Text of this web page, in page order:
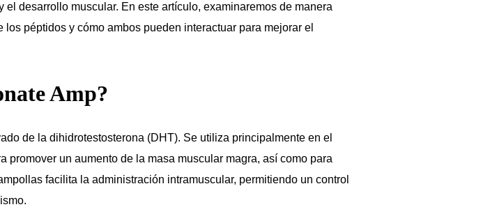
desarrollo muscular. En este artículo, examinaremos de manera
péptidos y cómo ambos pueden interactuar para mejorar el
Amp?
de la dihidrotestosterona (DHT). Se utiliza principalmente en el
un aumento de la masa muscular magra, así como para
facilita la administración intramuscular, permitiendo un control